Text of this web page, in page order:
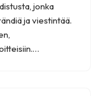
jonka
ja viestintää.